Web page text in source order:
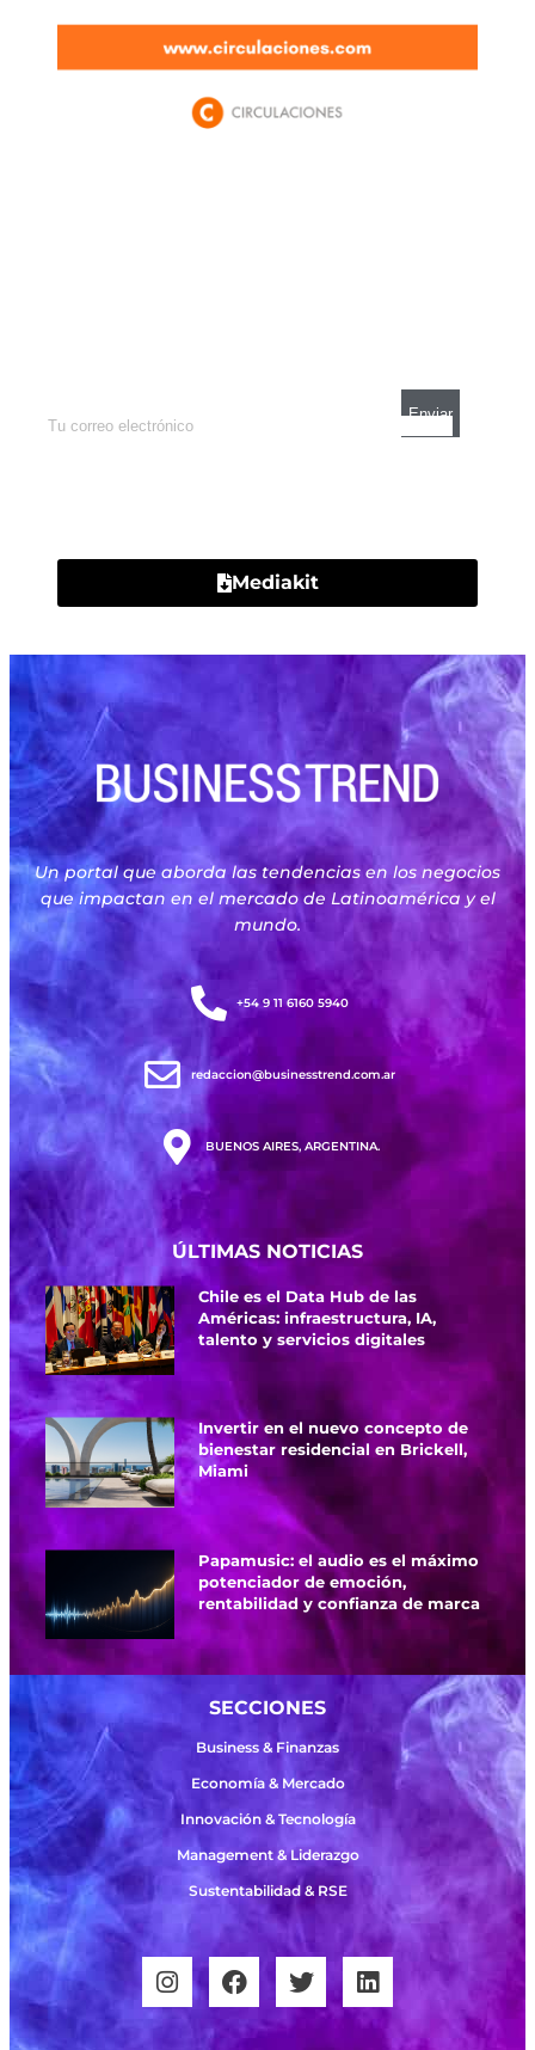
Mediakit
Un portal que aborda las tendencias en los negocios
que impactan en el mercado de Latinoamérica y el
mundo.
+54 9 11 6160 5940
redaccion@businesstrend.com.ar
BUENOS AIRES, ARGENTINA.
ÚLTIMAS NOTICIAS
Chile es el Data Hub de las
Américas: infraestructura, IA,
talento y servicios digitales
Invertir en el nuevo concepto de
bienestar residencial en Brickell,
Miami
Papamusic: el audio es el máximo
potenciador de emoción,
rentabilidad y confianza de marca
SECCIONES
Business & Finanzas
Economía & Mercado
Innovación & Tecnología
Management & Liderazgo
Sustentabilidad & RSE